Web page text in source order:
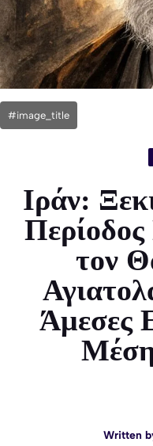
#image_title
Ιράν:
τον
Άμεσες
Written